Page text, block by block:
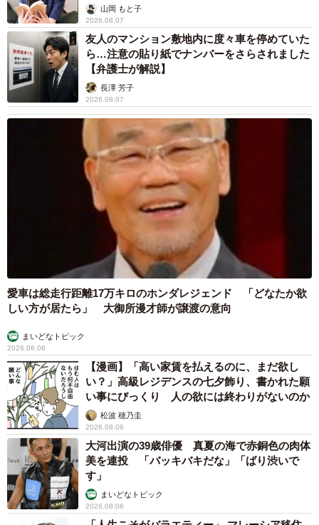
山岡 もと子
2026.08.07
友人のマンション敷地内に度々車を停めていた
ら…注意の貼り紙でナンバーをさらされました
【弁護士が解説】
長澤 芳子
2026.08.07
愛車は総走行距離17万キロのホンダレジェンド 「どなたか欲
しい方が居たら」 大御所漫才師が譲渡の意向
まいどなトピック
2026.08.06
【漫画】「高い家賃を払えるのに、まだ欲し
い？」高級レジデンスの七夕飾り、書かれた願
い事にびっくり 人の欲には終わりがないのか
松波 穂乃圭
2026.08.06
大河出演の39歳俳優 真夏の海で赤銅色の肉体
美を連投 「バッキバキだな」「ばり渋いで
す」
まいどなトピック
2026.08.06